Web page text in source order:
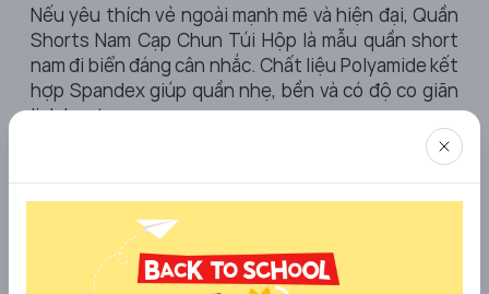
Nếu yêu thích vẻ ngoài mạnh mẽ và hiện đại, Quần
Shorts Nam Cạp Chun Túi Hộp là mẫu quần short
nam đi biển đáng cân nhắc. Chất liệu Polyamide kết
hợp Spandex giúp quần nhẹ, bền và có độ co giãn
linh hoạt.